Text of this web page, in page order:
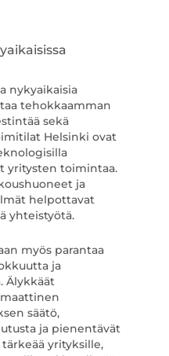
nykyaikaisia
tehokkaamman
sekä
Helsinki ovat
yritysten toimintaa.
ja
helpottavat
yhteistyötä.
myös parantaa
ja
Älykkäät
säätö,
ja pienentävät
yrityksille,